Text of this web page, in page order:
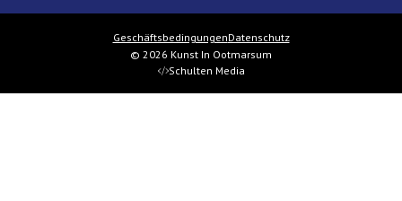
GeschäftsbedingungenDatenschutz
© 2026 Kunst In Ootmarsum
Schulten Media